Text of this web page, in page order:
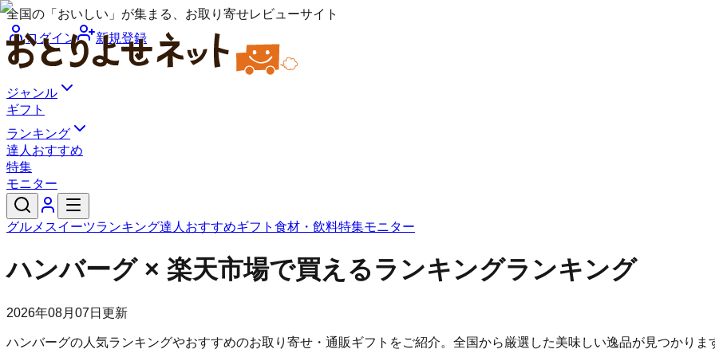
全国の「おいしい」が集まる、お取り寄せレビューサイト
ログイン
新規登録
ジャンル
ギフト
ランキング
達人おすすめ
特集
モニター
グルメ スイーツランキング達人おすすめギフト 食材・飲料特集モニター
ハンバーグ × 楽天市場で買えるランキングランキング
2026年08月07日 更新
ハンバーグの人気ランキングやおすすめのお取り寄せ・通販ギフトをご紹介。全国から厳選した美味しい逸品が見つかりま